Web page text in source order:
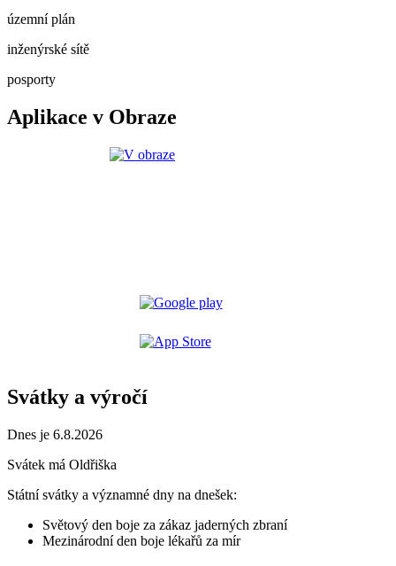
územní plán
inženýrské sítě
posporty
Aplikace v Obraze
Svátky a výročí
Dnes je 6.8.2026
Svátek má Oldřiška
Státní svátky a významné dny na dnešek:
Světový den boje za zákaz jaderných zbraní
Mezinárodní den boje lékařů za mír